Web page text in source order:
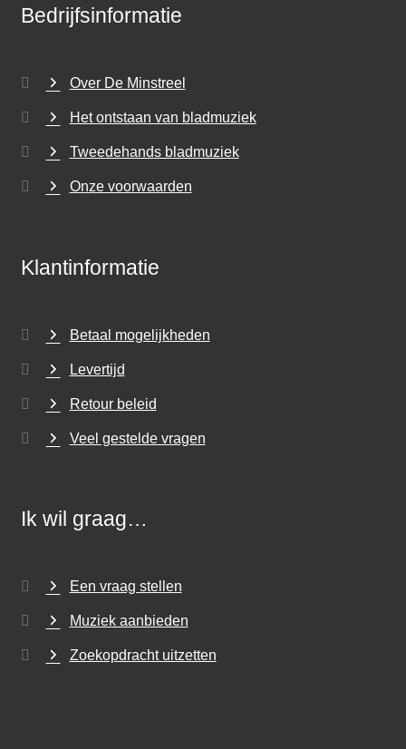
Bedrijfsinformatie
Over De Minstreel
Het ontstaan van bladmuziek
Tweedehands bladmuziek
Onze voorwaarden
Klantinformatie
Betaal mogelijkheden
Levertijd
Retour beleid
Veel gestelde vragen
Ik wil graag…
Een vraag stellen
Muziek aanbieden
Zoekopdracht uitzetten